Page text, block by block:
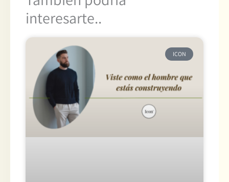
interesarte..
ICON